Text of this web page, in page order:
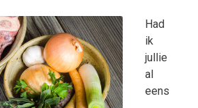
Had
ik
jullie
al
eens